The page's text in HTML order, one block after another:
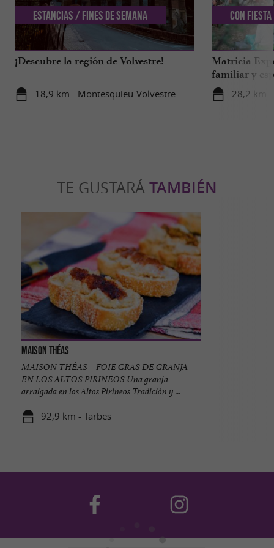
¡Descubre la región de Volvestre!
18,9 km - Montesquieu-Volvestre
Estancias / Fines de semana
Matricia
familiar y
bosque de
28,2 km
Con Fiesta
TE GUSTARÁ TAMBIÉN
Maison Théas
MAISON THÉAS – FOIE GRAS DE GRANJA
EN LOS ALTOS PIRINEOS Una granja
arraigada en los Altos Pirineos Tradición y ...
92,9 km - Tarbes